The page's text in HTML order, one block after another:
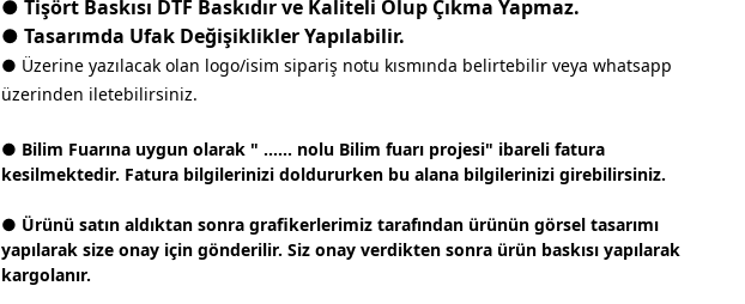
● Tişört Baskısı DTF Baskıdır ve Kaliteli Olup Çıkma Yapmaz.
● Tasarımda Ufak Değişiklikler Yapılabilir.
● Üzerine yazılacak olan logo/isim sipariş notu kısmında belirtebilir veya whatsapp
üzerinden iletebilirsiniz.
● Bilim Fuarına uygun olarak " ...... nolu Bilim fuarı projesi" ibareli fatura
kesilmektedir. Fatura bilgilerinizi doldururken bu alana bilgilerinizi girebilirsiniz.
● Ürünü satın aldıktan sonra grafikerlerimiz tarafından ürünün görsel tasarımı
yapılarak size onay için gönderilir. Siz onay verdikten sonra ürün baskısı yapılarak
kargolanır.